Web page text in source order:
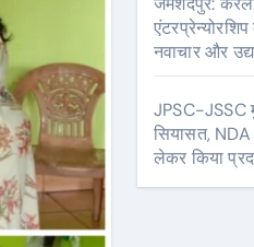
नवाचार और
JPSC-JSSC
सियासत,
लेकर किया